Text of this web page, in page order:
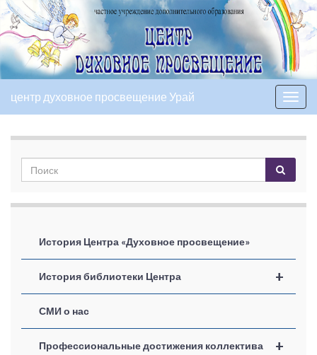
Вкл/
выкл
центр духовное просвещение Урай
История Центра «Духовное просвещение»
+
История библиотеки Центра
СМИ о нас
+
Профессиональные достижения коллектива